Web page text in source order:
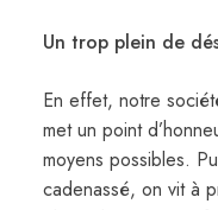
Un trop plein de
En effet, notre
met un point
moyens possibles.
cadenassé, on vit à